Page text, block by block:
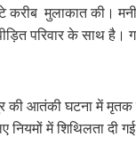
मुलाकात की।
परिवार के साथ है।
की आतंकी घटना में
नियमों में शिथिलता दी